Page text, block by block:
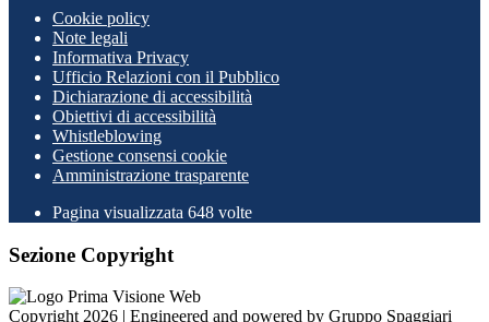
Cookie policy
Note legali
Informativa Privacy
Ufficio Relazioni con il Pubblico
Dichiarazione di accessibilità
Obiettivi di accessibilità
Whistleblowing
Gestione consensi cookie
Amministrazione trasparente
Pagina visualizzata 648 volte
Sezione Copyright
Copyright 2026 | Engineered and powered by Gruppo Spaggiari